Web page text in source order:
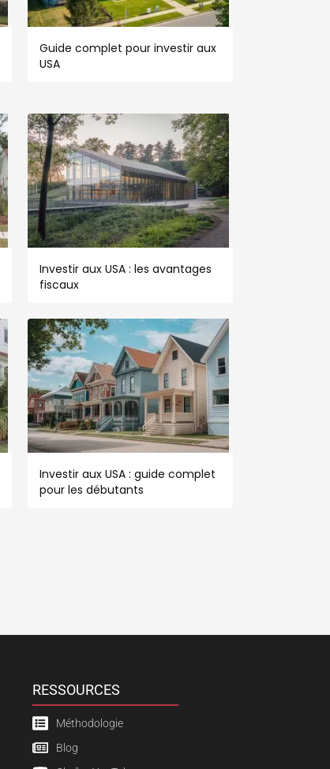
Guide complet pour investir aux
USA
Investir aux USA : les avantages
fiscaux
Investir aux USA : guide complet
pour les débutants
RESSOURCES
Méthodologie
Blog